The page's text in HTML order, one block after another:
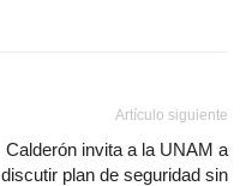
Artículo siguiente
Calderón invita a la UNAM a
discutir plan de seguridad sin